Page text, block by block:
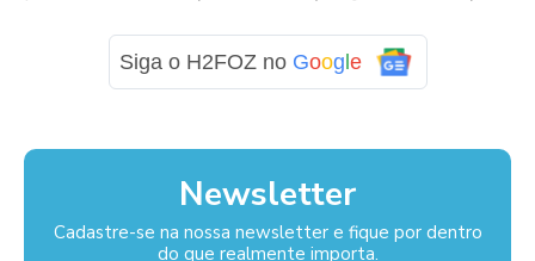
Siga o H2FOZ no Google
Newsletter
Cadastre-se na nossa newsletter e fique por dentro
do que realmente importa.